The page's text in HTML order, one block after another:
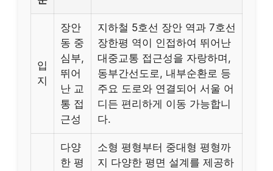
입
지
장안
동 중
심부,
뛰어
난 교
통 접
근성
지하철 5호선 장안 역과 7호선
장한평 역이 인접하여 뛰어난
대중교통 접근성을 자랑하며,
동부간선도로, 내부순환로 등
주요 도로와 연결되어 서울 어
디든 편리하게 이동 가능합니
다.
다양
한 평
소형 평형부터 중대형 평형까
지 다양한 평면 설계를 제공하